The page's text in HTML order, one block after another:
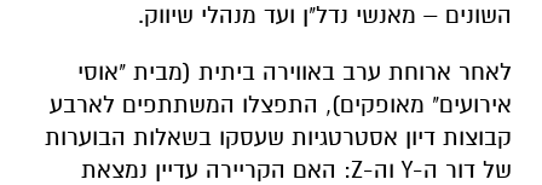
השונים – מאנשי נדל"ן ועד מנהלי שיווק.
לאחר ארוחת ערב באווירה ביתית (מבית "אוסי
אירועים" מאופקים), התפצלו המשתתפים לארבע
קבוצות דיון אסטרטגיות שעסקו בשאלות הבוערות
של דור ה-Y וה-Z: האם הקריירה עדיין נמצאת